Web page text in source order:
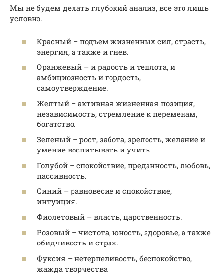
Мы не будем делать глубокий анализ, все это лишь
условно.
Красный – подъем жизненных сил, страсть,
энергия, а также и гнев.
Оранжевый – и радость и теплота, и
амбициозность и гордость,
самоутверждение.
Желтый – активная жизненная позиция,
независимость, стремление к переменам,
богатство.
Зеленый – рост, забота, зрелость, желание и
умение воспитывать и учить.
Голубой – спокойствие, преданность, любовь,
пассивность.
Синий – равновесие и спокойствие,
интуиция.
Фиолетовый – власть, царственность.
Розовый – чистота, юность, здоровье, а также
обидчивость и страх.
Фуксия – нетерпеливость, беспокойство,
жажда творчества